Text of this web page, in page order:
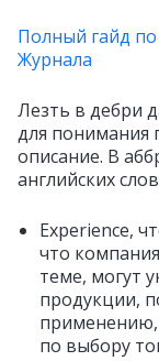
Полный гайд
Журнала
Лезть в дебри
для понимания
описание. В
английских
Experience,
что
теме, могут
продукции,
применению,
по выбору